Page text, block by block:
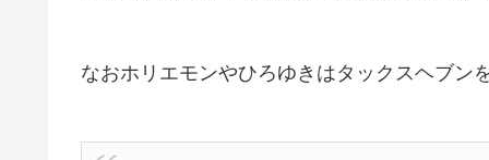
なおホリエモンやひろゆきはタックスヘブン